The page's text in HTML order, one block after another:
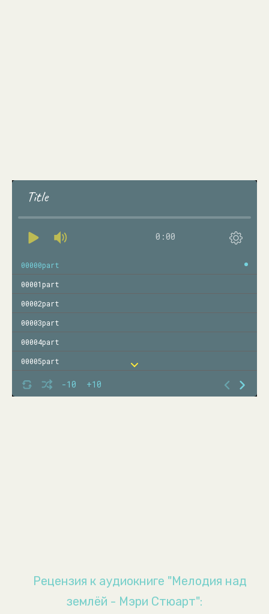
Title
0:00
-10 +10
00000part
00001part
00002part
00003part
00004part
00005part
00006part
00007part
Рецензия к аудиокниге "Мелодия над
землёй - Мэри Стюарт":